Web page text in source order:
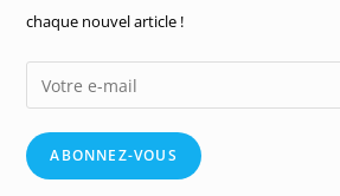
chaque nouvel article !
Votre
e-
mailABONNEZ-VOUS